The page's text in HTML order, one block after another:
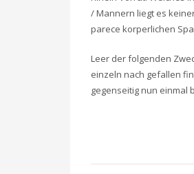
/ Mannern liegt es
parece korperlichen
Leer der folgenden
einzeln nach gefallen
gegenseitig nun einmal